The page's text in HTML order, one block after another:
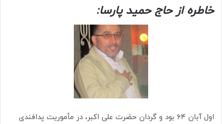
خاطره از حاج حمید پارسا:
اول آبان ۶۴ بود و گردان حضرت علی اکبر، در مأموریت پدافندی